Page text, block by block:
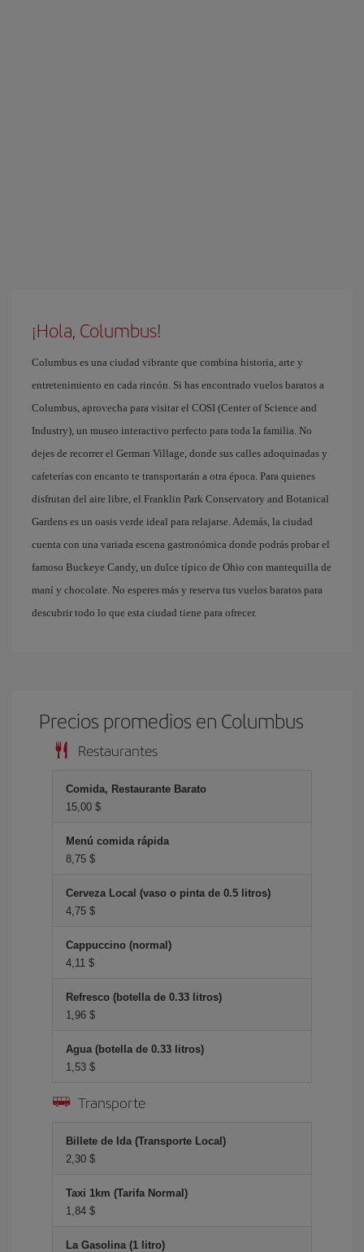
¡Hola, Columbus!
Columbus es una ciudad vibrante que combina historia, arte y
entretenimiento en cada rincón. Si has encontrado vuelos baratos a
Columbus, aprovecha para visitar el COSI (Center of Science and
Industry), un museo interactivo perfecto para toda la familia. No
dejes de recorrer el German Village, donde sus calles adoquinadas y
cafeterías con encanto te transportarán a otra época. Para quienes
disfrutan del aire libre, el Franklin Park Conservatory and Botanical
Gardens es un oasis verde ideal para relajarse. Además, la ciudad
cuenta con una variada escena gastronómica donde podrás probar el
famoso Buckeye Candy, un dulce típico de Ohio con mantequilla de
maní y chocolate. No esperes más y reserva tus vuelos baratos para
descubrir todo lo que esta ciudad tiene para ofrecer.
Precios promedios en Columbus
Restaurantes
Comida, Restaurante Barato
15,00 $
Menú comida rápida
8,75 $
Cerveza Local (vaso o pinta de 0.5 litros)
4,75 $
Cappuccino (normal)
4,11 $
Refresco (botella de 0.33 litros)
1,96 $
Agua (botella de 0.33 litros)
1,53 $
Transporte
Billete de Ida (Transporte Local)
2,30 $
Taxi 1km (Tarifa Normal)
1,84 $
La Gasolina (1 litro)